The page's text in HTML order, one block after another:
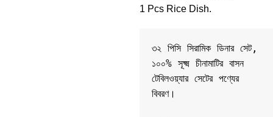
1 Pcs Rice Dish.
৩২ পিসি সিরামিক ডিনার সেট,
১০০% সূক্ষ্ম চীনামাটির বাসন
টেবিলওয়্যার সেটের পণ্যের
বিবরণ।